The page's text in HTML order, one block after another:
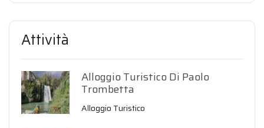
Attività
Alloggio Turistico Di Paolo
Trombetta
Alloggio Turistico